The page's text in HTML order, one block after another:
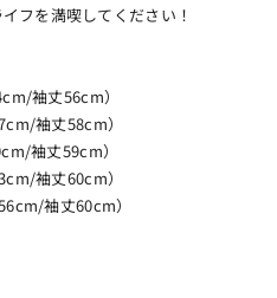
フを満喫してください！
袖丈56cm）
袖丈58cm）
袖丈59cm）
袖丈60cm）
袖丈60cm）